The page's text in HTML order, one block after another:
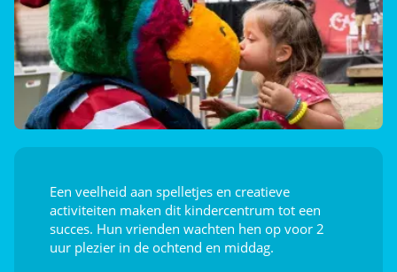
Tafeltennis
Beachvolleybal
Poolbiljart (€)
Ontdek
Sportcursussen
Afleiding voor de kids
Een veelheid aan spelletjes en creatieve
activiteiten maken dit kindercentrum tot een
succes. Hun vrienden wachten hen op voor 2
uur plezier in de ochtend en middag.